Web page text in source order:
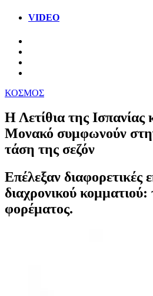
VIDEO
ΚΟΣΜΟΣ
Η Λετίθια της Ισπανίας
Μονακό συμφωνούν
τάση της σεζόν
Eπέλεξαν διαφορετικές
διαχρονικού κομματιού:
φορέματος.